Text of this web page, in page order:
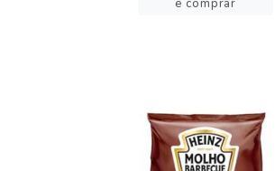
e comprar